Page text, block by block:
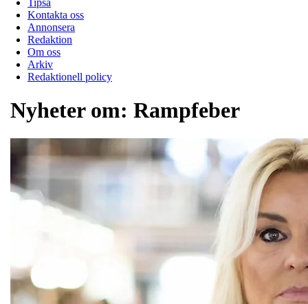
Tipsa
Kontakta oss
Annonsera
Redaktion
Om oss
Arkiv
Redaktionell policy
Nyheter om: Rampfeber